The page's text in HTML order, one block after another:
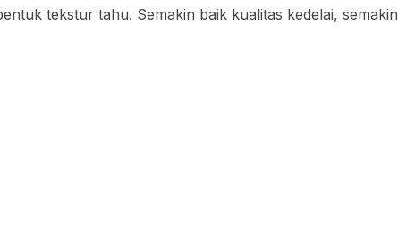
tekstur tahu. Semakin baik kualitas kedelai, semakin